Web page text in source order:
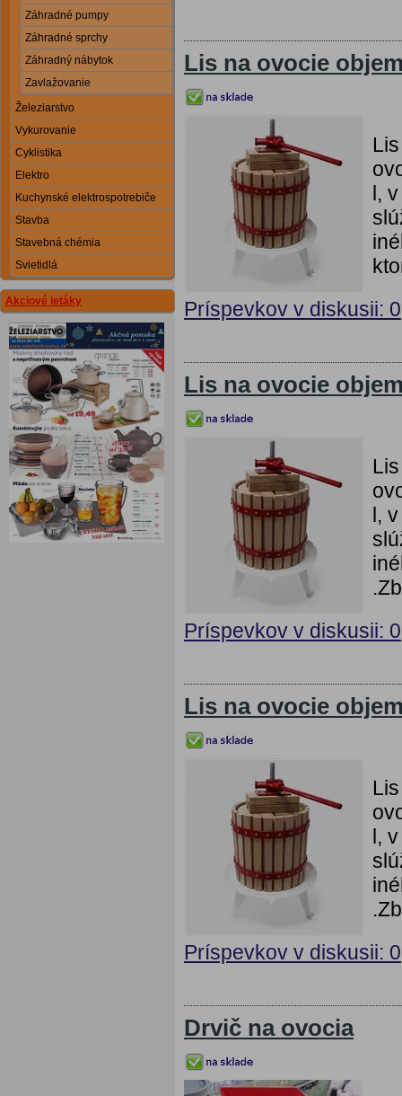
Záhradné pumpy
Záhradné sprchy
Záhradný nábytok
Zavlažovanie
Železiarstvo
Vykurovanie
Cyklistika
Elektro
Kuchynské elektrospotrebiče
Stavba
Stavebná chémia
Svietidlá
Akciové letáky
Lis na ovocie
l,
Príspevkov v diskusii: 0
Lis na ovocie
l,
Príspevkov v diskusii: 0
Lis na ovocie
l,
Príspevkov v diskusii: 0
Drvič na ovocia